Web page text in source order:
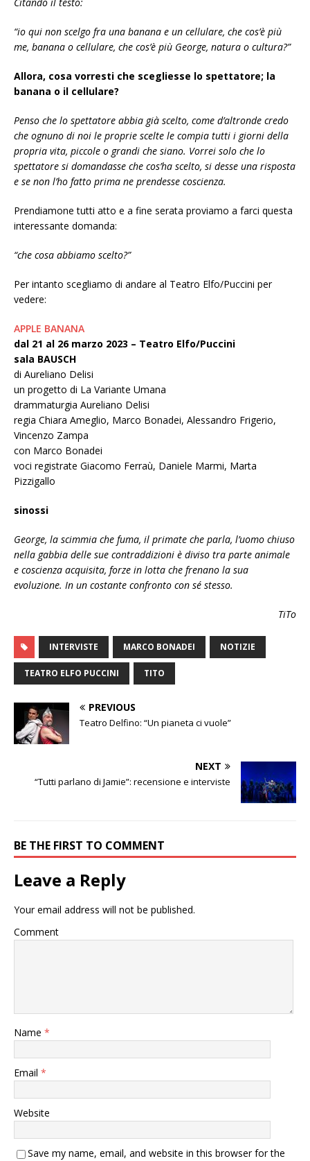
Citando il testo:
“io qui non scelgo fra una banana e un cellulare, che cos’è più
me, banana o cellulare, che cos’è più George, natura o cultura?”
Allora, cosa vorresti che scegliesse lo spettatore; la
banana o il cellulare?
Penso che lo spettatore abbia già scelto, come d’altronde credo
che ognuno di noi le proprie scelte le compia tutti i giorni della
propria vita, piccole o grandi che siano. Vorrei solo che lo
spettatore si domandasse che cos’ha scelto, si desse una risposta
e se non l’ho fatto prima ne prendesse coscienza.
Prendiamone tutti atto e a fine serata proviamo a farci questa
interessante domanda:
“che cosa abbiamo scelto?”
Per intanto scegliamo di andare al Teatro Elfo/Puccini per
vedere:
APPLE BANANA
dal 21 al 26 marzo 2023 – Teatro Elfo/Puccini
sala BAUSCH
di Aureliano Delisi
un progetto di La Variante Umana
drammaturgia Aureliano Delisi
regia Chiara Ameglio, Marco Bonadei, Alessandro Frigerio,
Vincenzo Zampa
con Marco Bonadei
voci registrate Giacomo Ferraù, Daniele Marmi, Marta
Pizzigallo
sinossi
George, la scimmia che fuma, il primate che parla, l’uomo chiuso
nella gabbia delle sue contraddizioni è diviso tra parte animale
e coscienza acquisita, forze in lotta che frenano la sua
evoluzione. In un costante confronto con sé stesso.
TiTo
INTERVISTE MARCO BONADEI NOTIZIE
TEATRO ELFO PUCCINI TITO
PREVIOUS
Teatro Delfino: “Un pianeta ci vuole”
NEXT
“Tutti parlano di Jamie”: recensione e interviste
BE THE FIRST TO COMMENT
Leave a Reply
Your email address will not be published.
Comment
Name *
Email *
Website
Save my name, email, and website in this browser for the